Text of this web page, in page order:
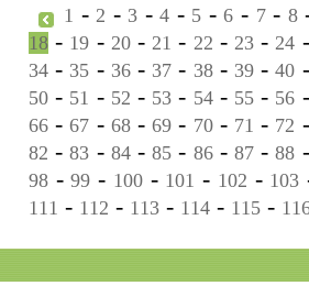
1 -2 - 3 -4 - 5 -6 - 7- 8
18 - 19 - 20-21 - 22 - 23-24
34 - 35 - 36- 37 - 38- 39-40
50 - 51 - 52 - 53 - 54- 55- 56
66 -67 - 68-69 - 70- 71 - 72
82 -83 - 84-85 - 86- 87-88
98 -99 - 100- 101 - 102 - 103
111 - 112 - 113 - 114 - 115 -